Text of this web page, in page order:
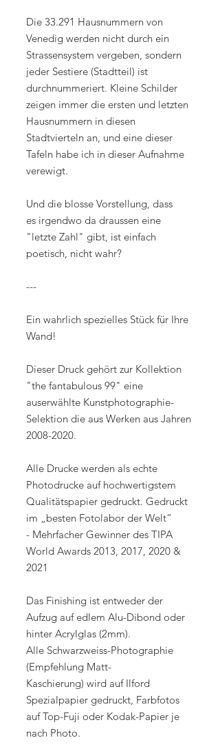
Die 33.291 Hausnummern von
Venedig werden nicht durch ein
Strassensystem vergeben, sondern
jeder Sestiere (Stadtteil) ist
durchnummeriert. Kleine Schilder
zeigen immer die ersten und letzten
Hausnummern in diesen
Stadtvierteln an, und eine dieser
Tafeln habe ich in dieser Aufnahme
verewigt.
Und die blosse Vorstellung, dass
es irgendwo da draussen eine
"letzte Zahl" gibt, ist einfach
poetisch, nicht wahr?
---
Ein wahrlich spezielles Stück für Ihre
Wand!
Dieser Druck gehört zur Kollektion
"the fantabulous 99" eine
auserwählte Kunstphotographie-
Selektion die aus Werken aus Jahren
2008-2020.
Alle Drucke werden als echte
Photodrucke auf hochwertigstem
Qualitätspapier gedruckt. Gedruckt
im „besten Fotolabor der Welt“
- Mehrfacher Gewinner des TIPA
World Awards 2013, 2017, 2020 &
2021
Das Finishing ist entweder der
Aufzug auf edlem Alu-Dibond oder
hinter Acrylglas (2mm).
Alle Schwarzweiss-Photographie
(Empfehlung Matt-
Kaschierung) wird auf Ilford
Spezialpapier gedruckt, Farbfotos
auf Top-Fuji oder Kodak-Papier je
nach Photo.